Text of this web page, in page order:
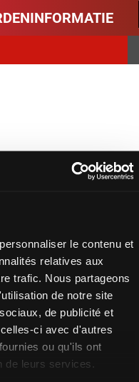
le contenu et
relatives aux
trafic. Nous partageons
de notre site
de publicité et
ci avec d'autres
ou qu'ils ont
de leurs services.